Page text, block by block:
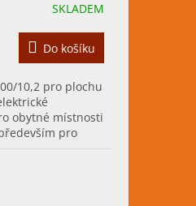
M
A
SKLADEM
Do košíku
10,2 pro plochu
obytné místnosti
pro